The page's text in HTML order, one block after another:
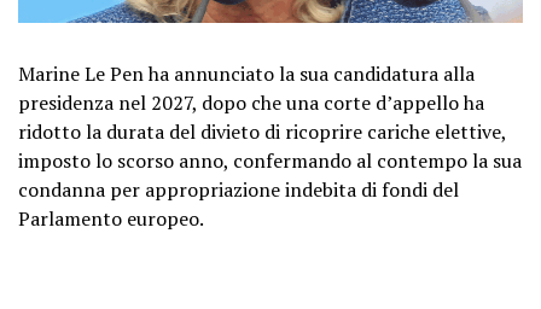
Marine Le Pen ha annunciato la sua candidatura alla
presidenza nel 2027, dopo che una corte d’appello ha
ridotto la durata del divieto di ricoprire cariche elettive,
imposto lo scorso anno, confermando al contempo la sua
condanna per appropriazione indebita di fondi del
Parlamento europeo.